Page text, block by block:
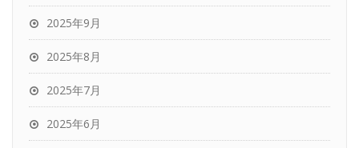
2025年9月
2025年8月
2025年7月
2025年6月